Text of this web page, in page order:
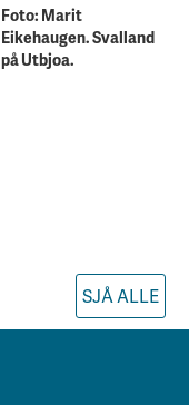
Foto: Marit
Eikehaugen. Svalland
på Utbjoa.
SJÅ ALLE